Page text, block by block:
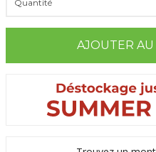
Quantité
AJOUTER